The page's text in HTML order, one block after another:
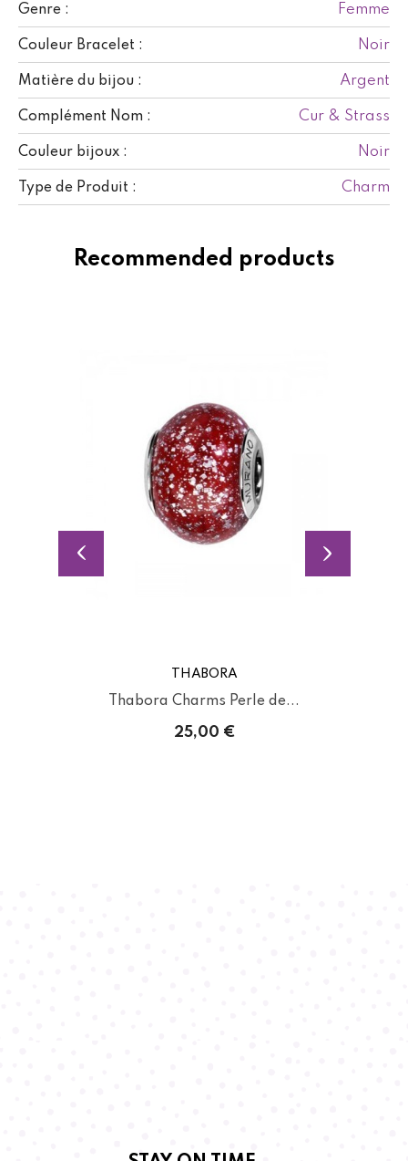
Genre : Femme
Couleur Bracelet : Noir
Matière du bijou : Argent
Complément Nom : Cur & Strass
Couleur bijoux : Noir
Type de Produit : Charm
Recommended products
THABORA
Thabora Charms Perle de...
25,00 €